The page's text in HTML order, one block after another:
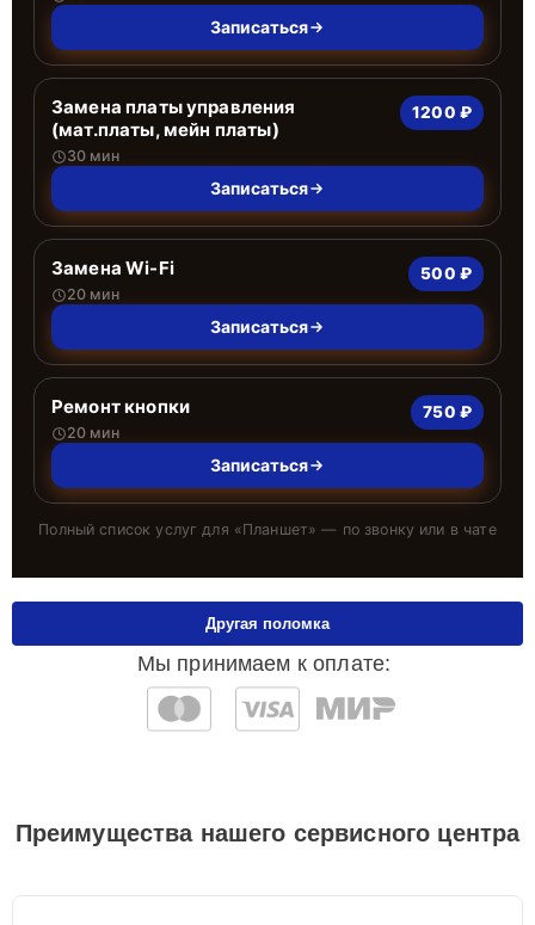
Записаться
Замена платы управления
(мат.платы, мейн платы)
30 мин
1200 ₽
Записаться
Замена Wi-Fi
20 мин
500 ₽
Записаться
Ремонт кнопки
20 мин
750 ₽
Записаться
Полный список услуг для «Планшет» — по звонку или в чате
Мы принимаем к оплате:
Другая поломка
Преимущества нашего сервисного центра